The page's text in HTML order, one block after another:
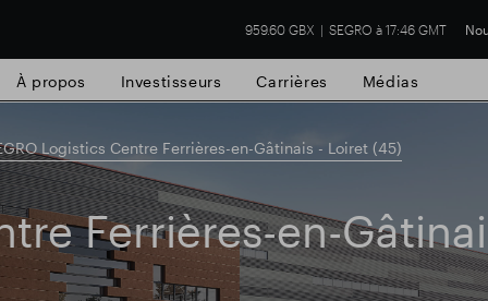
959.60 GBX SEGRO à 17:46 GMT
de Slough Résultats financiers
À propos Investisseurs Carrières Médias
Logistics Centre Ferrières-en-Gâtinais - Loiret (45)
Ferrières-en-